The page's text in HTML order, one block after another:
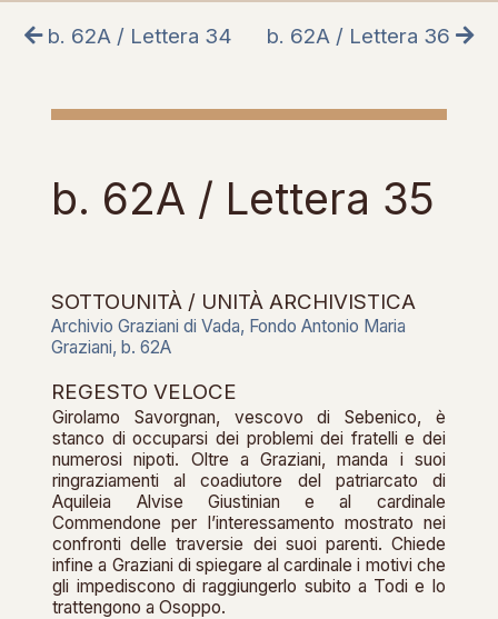
b. 62A / Lettera 34 b. 62A / Lettera 36
b. 62A / Lettera 35
SOTTOUNITÀ / UNITÀ ARCHIVISTICA
Archivio Graziani di Vada, Fondo Antonio Maria
Graziani, b. 62A
REGESTO VELOCE
Girolamo Savorgnan, vescovo di Sebenico, è
stanco di occuparsi dei problemi dei fratelli e dei
numerosi nipoti. Oltre a Graziani, manda i suoi
ringraziamenti al coadiutore del patriarcato di
Aquileia Alvise Giustinian e al cardinale
Commendone per l’interessamento mostrato nei
confronti delle traversie dei suoi parenti. Chiede
infine a Graziani di spiegare al cardinale i motivi che
gli impediscono di raggiungerlo subito a Todi e lo
trattengono a Osoppo.